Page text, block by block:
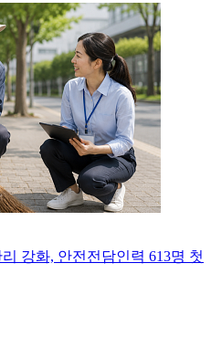
강화, 안전전담인력 613명 첫